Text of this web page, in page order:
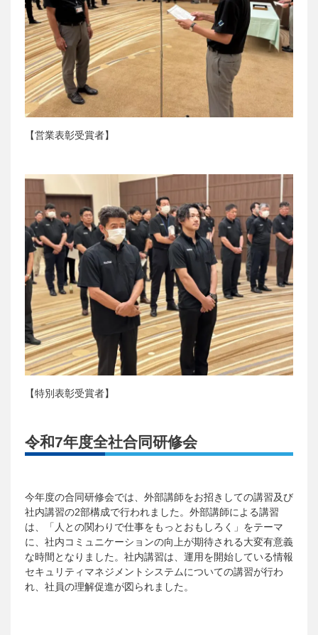
【営業表彰受賞者】
【特別表彰受賞者】
令和7年度全社合同研修会
今年度の合同研修会では、外部講師をお招きしての講習及び
社内講習の2部構成で行われました。外部講師による講習
は、「人との関わりで仕事をもっとおもしろく」をテーマ
に、社内コミュニケーションの向上が期待される大変有意義
な時間となりました。社内講習は、運用を開始している情報
セキュリティマネジメントシステムについての講習が行わ
れ、社員の理解促進が図られました。